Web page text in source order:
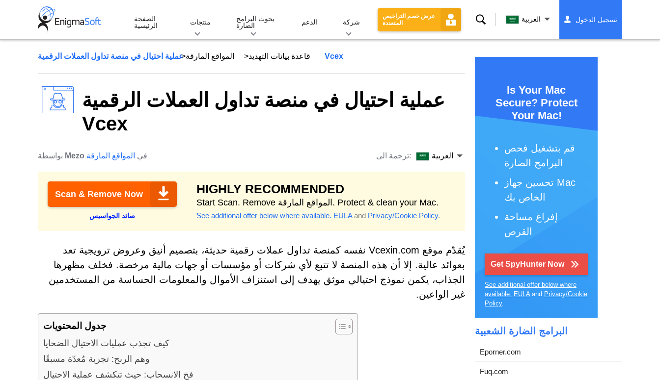
الصفحة
الرئيسية
منتجات
بحوث البرامج
الضارة
الدعم شركة
عرض خصم التراخيص
المتعددة
بحث العربية تسجيل الدخول
قاعدة بيانات التهديد المواقع المارقة عملية احتيال في منصة تداول العملات الرقمية Vcex
عملية احتيال في منصة تداول العملات الرقمية
Vcex
Mezo في المواقع المارقة ترجمة الى: العربية
Scan & Remove Now
صائد الجواسيس
HIGHLY RECOMMENDED
Start Scan. Remove المواقع المارقة. Protect & clean your Mac.
See additional offer below where available. EULAand Privacy/Cookie Policy.
يُقدّم موقع Vcexin.com نفسه كمنصة تداول عملات رقمية حديثة، بتصميم أنيق وعروض ترويجية تعد
بعوائد عالية. إلا أن هذه المنصة لا تتبع لأي شركات أو مؤسسات أو جهات مالية مرخصة. فخلف مظهرها
الجذاب، يكمن نموذج احتيالي موثق يهدف إلى استنزاف الأموال والمعلومات الحساسة من المستخدمين
غير الواعين.
جدول المحتويات
كيف تجذب عمليات الاحتيال الضحايا
وهم الربح: تجربة مُعدّة مسبقًا
فخ الانسحاب: حيث تتكشف عملية الاحتيال
Is Your Mac
Secure? Protect
Your Mac!
قم بتشغيل فحص
البرامج الضارة
تحسين جهاز Mac
الخاص بك
إفراغ مساحة
القرص
Get SpyHunter Now
See additional offer below where
available. EULAand Privacy/Cookie
Policy.
البرامج الضارة الشعبية
Eporner.com
Fuq.com